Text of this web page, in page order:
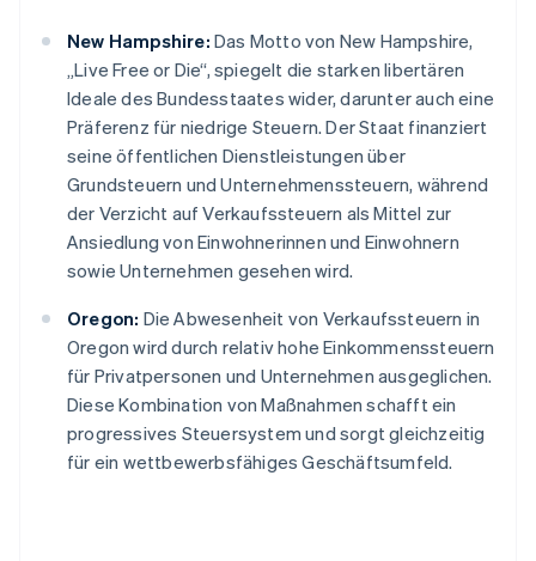
New Hampshire: Das Motto von New Hampshire,
„Live Free or Die“, spiegelt die starken libertären
Ideale des Bundesstaates wider, darunter auch eine
Präferenz für niedrige Steuern. Der Staat finanziert
seine öffentlichen Dienstleistungen über
Grundsteuern und Unternehmenssteuern, während
der Verzicht auf Verkaufssteuern als Mittel zur
Ansiedlung von Einwohnerinnen und Einwohnern
sowie Unternehmen gesehen wird.
Oregon: Die Abwesenheit von Verkaufssteuern in
Oregon wird durch relativ hohe Einkommenssteuern
für Privatpersonen und Unternehmen ausgeglichen.
Diese Kombination von Maßnahmen schafft ein
progressives Steuersystem und sorgt gleichzeitig
für ein wettbewerbsfähiges Geschäftsumfeld.